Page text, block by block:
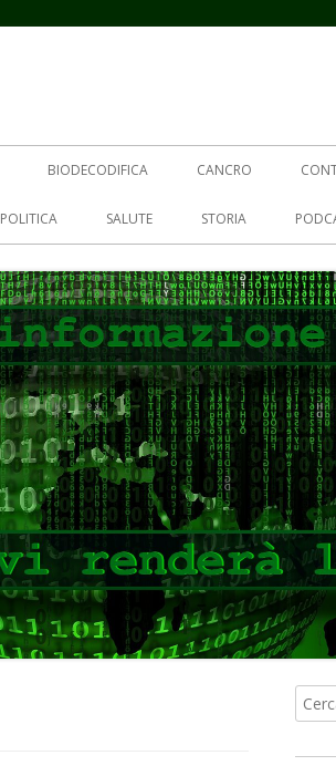
BIODECODIFICA CANCRO
POLITICA SALUTE STORIA
per: